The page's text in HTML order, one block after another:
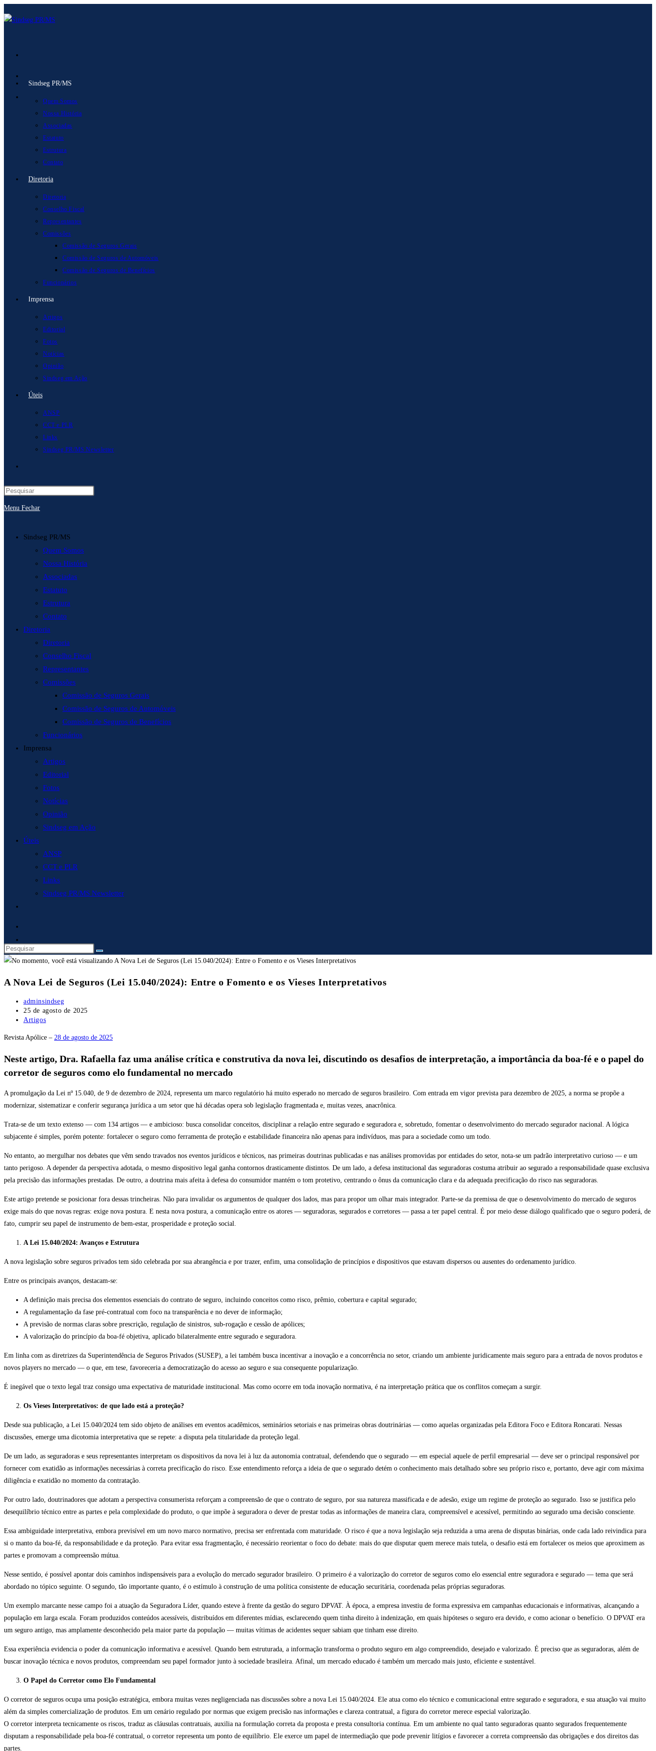
para
Sindseg PR/MS
Quem Somos
Nossa História
Associadas
Estatuto
Estrutura
Contato
Diretoria
Diretoria
Conselho Fiscal
Representantes
Comissões
Comissão de Seguros Gerais
Comissão de Seguros de Automóveis
Comissão de Seguros de Benefícios
Funcionários
Imprensa
Artigos
Editorial
Fotos
Notícias
Opinião
Sindseg em Ação
Úteis
ANSP
CCT e PLR
Links
Sindseg PR/MS Newsletter
pesquisa
do
site
Menu Fechar
Sindseg PR/MS
Quem Somos
Nossa História
Associadas
Estatuto
Estrutura
Contato
Diretoria
Diretoria
Conselho Fiscal
Representantes
Comissões
Comissão de Seguros Gerais
Comissão de Seguros de Automóveis
Comissão de Seguros de Benefícios
Funcionários
Imprensa
Artigos
Editorial
Fotos
Notícias
Opinião
Sindseg em Ação
Úteis
ANSP
CCT e PLR
Links
Sindseg PR/MS Newsletter
site
A Nova Lei de Seguros (Lei 15.040/2024): Entre o Fomento e os Vieses Interpretativos
Autor
do
post:
adminsindseg
Post
publicado:
25 de agosto de 2025
Categoria
post:
Artigos
Revista Apólice – 28 de agosto de 2025
Neste artigo, Dra. Rafaella faz uma análise crítica e construtiva da nova lei, discutindo os desafios de interpretação, a importância da boa-fé e o papel do
corretor de seguros como elo fundamental no mercado
A promulgação da Lei nº 15.040, de 9 de dezembro de 2024, representa um marco regulatório há muito esperado no mercado de seguros brasileiro. Com entrada em vigor prevista para dezembro de 2025, a norma se propõe a
modernizar, sistematizar e conferir segurança jurídica a um setor que há décadas opera sob legislação fragmentada e, muitas vezes, anacrônica.
Trata-se de um texto extenso — com 134 artigos — e ambicioso: busca consolidar conceitos, disciplinar a relação entre segurado e seguradora e, sobretudo, fomentar o desenvolvimento do mercado segurador nacional. A lógica
subjacente é simples, porém potente: fortalecer o seguro como ferramenta de proteção e estabilidade financeira não apenas para indivíduos, mas para a sociedade como um todo.
No entanto, ao mergulhar nos debates que vêm sendo travados nos eventos jurídicos e técnicos, nas primeiras doutrinas publicadas e nas análises promovidas por entidades do setor, nota-se um padrão interpretativo curioso — e um
tanto perigoso. A depender da perspectiva adotada, o mesmo dispositivo legal ganha contornos drasticamente distintos. De um lado, a defesa institucional das seguradoras costuma atribuir ao segurado a responsabilidade quase exclusiva
pela precisão das informações prestadas. De outro, a doutrina mais afeita à defesa do consumidor mantém o tom protetivo, centrando o ônus da comunicação clara e da adequada precificação do risco nas seguradoras.
Este artigo pretende se posicionar fora dessas trincheiras. Não para invalidar os argumentos de qualquer dos lados, mas para propor um olhar mais integrador. Parte-se da premissa de que o desenvolvimento do mercado de seguros
exige mais do que novas regras: exige nova postura. E nesta nova postura, a comunicação entre os atores — seguradoras, segurados e corretores — passa a ter papel central. É por meio desse diálogo qualificado que o seguro poderá, de
fato, cumprir seu papel de instrumento de bem-estar, prosperidade e proteção social.
A Lei 15.040/2024: Avanços e Estrutura
A nova legislação sobre seguros privados tem sido celebrada por sua abrangência e por trazer, enfim, uma consolidação de princípios e dispositivos que estavam dispersos ou ausentes do ordenamento jurídico.
Entre os principais avanços, destacam-se:
A definição mais precisa dos elementos essenciais do contrato de seguro, incluindo conceitos como risco, prêmio, cobertura e capital segurado;
A regulamentação da fase pré-contratual com foco na transparência e no dever de informação;
A previsão de normas claras sobre prescrição, regulação de sinistros, sub-rogação e cessão de apólices;
A valorização do princípio da boa-fé objetiva, aplicado bilateralmente entre segurado e seguradora.
Em linha com as diretrizes da Superintendência de Seguros Privados (SUSEP), a lei também busca incentivar a inovação e a concorrência no setor, criando um ambiente juridicamente mais seguro para a entrada de novos produtos e
novos players no mercado — o que, em tese, favoreceria a democratização do acesso ao seguro e sua consequente popularização.
É inegável que o texto legal traz consigo uma expectativa de maturidade institucional. Mas como ocorre em toda inovação normativa, é na interpretação prática que os conflitos começam a surgir.
Os Vieses Interpretativos: de que lado está a proteção?
Desde sua publicação, a Lei 15.040/2024 tem sido objeto de análises em eventos acadêmicos, seminários setoriais e nas primeiras obras doutrinárias — como aquelas organizadas pela Editora Foco e Editora Roncarati. Nessas
discussões, emerge uma dicotomia interpretativa que se repete: a disputa pela titularidade da proteção legal.
De um lado, as seguradoras e seus representantes interpretam os dispositivos da nova lei à luz da autonomia contratual, defendendo que o segurado — em especial aquele de perfil empresarial — deve ser o principal responsável por
fornecer com exatidão as informações necessárias à correta precificação do risco. Esse entendimento reforça a ideia de que o segurado detém o conhecimento mais detalhado sobre seu próprio risco e, portanto, deve agir com máxima
diligência e exatidão no momento da contratação.
Por outro lado, doutrinadores que adotam a perspectiva consumerista reforçam a compreensão de que o contrato de seguro, por sua natureza massificada e de adesão, exige um regime de proteção ao segurado. Isso se justifica pelo
desequilíbrio técnico entre as partes e pela complexidade do produto, o que impõe à seguradora o dever de prestar todas as informações de maneira clara, compreensível e acessível, permitindo ao segurado uma decisão consciente.
Essa ambiguidade interpretativa, embora previsível em um novo marco normativo, precisa ser enfrentada com maturidade. O risco é que a nova legislação seja reduzida a uma arena de disputas binárias, onde cada lado reivindica para
si o manto da boa-fé, da responsabilidade e da proteção. Para evitar essa fragmentação, é necessário reorientar o foco do debate: mais do que disputar quem merece mais tutela, o desafio está em fortalecer os meios que aproximem as
partes e promovam a compreensão mútua.
Nesse sentido, é possível apontar dois caminhos indispensáveis para a evolução do mercado segurador brasileiro. O primeiro é a valorização do corretor de seguros como elo essencial entre seguradora e segurado — tema que será
abordado no tópico seguinte. O segundo, tão importante quanto, é o estímulo à construção de uma política consistente de educação securitária, coordenada pelas próprias seguradoras.
Um exemplo marcante nesse campo foi a atuação da Seguradora Líder, quando esteve à frente da gestão do seguro DPVAT. À época, a empresa investiu de forma expressiva em campanhas educacionais e informativas, alcançando a
população em larga escala. Foram produzidos conteúdos acessíveis, distribuídos em diferentes mídias, esclarecendo quem tinha direito à indenização, em quais hipóteses o seguro era devido, e como acionar o benefício. O DPVAT era
um seguro antigo, mas amplamente desconhecido pela maior parte da população — muitas vítimas de acidentes sequer sabiam que tinham esse direito.
Essa experiência evidencia o poder da comunicação informativa e acessível. Quando bem estruturada, a informação transforma o produto seguro em algo compreendido, desejado e valorizado. É preciso que as seguradoras, além de
buscar inovação técnica e novos produtos, compreendam seu papel formador junto à sociedade brasileira. Afinal, um mercado educado é também um mercado mais justo, eficiente e sustentável.
O Papel do Corretor como Elo Fundamental
O corretor de seguros ocupa uma posição estratégica, embora muitas vezes negligenciada nas discussões sobre a nova Lei 15.040/2024. Ele atua como elo técnico e comunicacional entre segurado e seguradora, e sua atuação vai muito
além da simples comercialização de produtos. Em um cenário regulado por normas que exigem precisão nas informações e clareza contratual, a figura do corretor merece especial valorização.
O corretor interpreta tecnicamente os riscos, traduz as cláusulas contratuais, auxilia na formulação correta da proposta e presta consultoria contínua. Em um ambiente no qual tanto seguradoras quanto segurados frequentemente
disputam a responsabilidade pela boa-fé contratual, o corretor representa um ponto de equilíbrio. Ele exerce um papel de intermediação que pode prevenir litígios e favorecer a correta compreensão das obrigações e dos direitos das
partes.